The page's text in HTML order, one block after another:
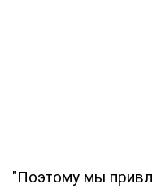
"Поэтому мы